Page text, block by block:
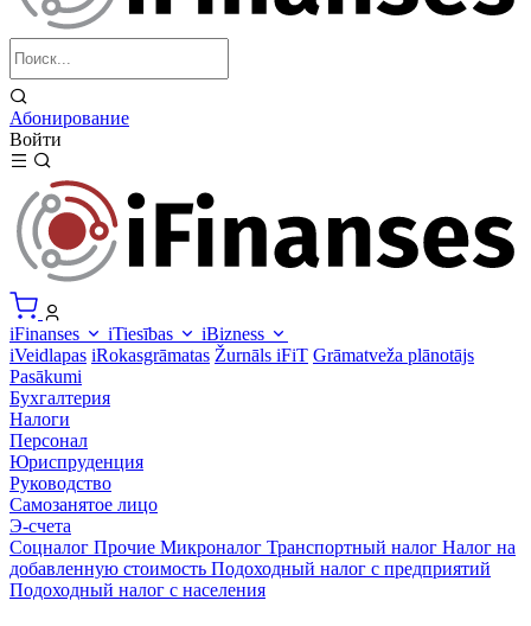
Абонирование
Войти
iFinanses iTiesības
iBizness
iVeidlapas iRokasgrāmatas Žurnāls iFiT Grāmatveža plānotājs
Pasākumi
Бухгалтерия
Налоги
Персонал
Юриспруденция
Руководство
Самозанятое лицо
Э-счета
Соцналог Прочие Микроналог Транспортный налог Налог на
добавленную стоимость Подоходный налог с предприятий
Подоходный налог с населения